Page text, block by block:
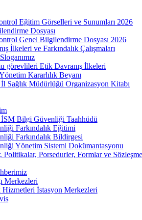
Eğitim Görselleri ve Sunumları 2026
Dosyası
Genel Bilgilendirme Dosyası 2026
İlkeleri ve Farkındalık Çalışmaları
görevlileri Etik Davranış İlkeleri
Kararlılık Beyanı
Sağlık Müdürlüğü Organizasyon Kitabı
İSM Bilgi Güvenliği Taahhüdü
Farkındalık Eğitimi
Farkındalık Bildirgesi
Yönetim Sistemi Dokümantasyonu
Politikalar, Porsedurler, Formlar ve
Merkezleri
Hizmetleri İstasyon Merkezleri